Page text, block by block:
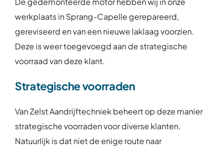
werkplaats in Sprang-Capelle gerepareerd,
gereviseerd en van een nieuwe laklaag voorzien.
Deze is weer toegevoegd aan de strategische
voorraad van deze klant.
Strategische voorraden
Van Zelst Aandrijftechniek beheert op deze manier
strategische voorraden voor diverse klanten.
Natuurlijk is dat niet de enige route naar